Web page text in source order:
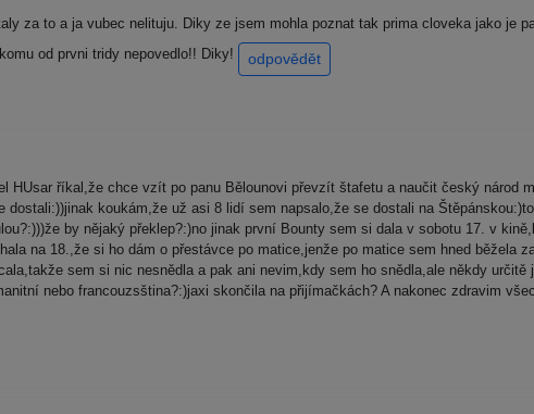
za to a ja vubec nelituju. Diky ze jsem mohla poznat tak prima cloveka jako je
od prvni tridy nepovedlo!! Diky!
odpovědět
říkal,že chce vzít po panu Bělounovi převzít štafetu a naučit český národ
koukám,že už asi 8 lidí sem napsalo,že se dostali na
by nějaký překlep?:)no jinak první Bounty sem si dala v sobotu 17. v
na 18.,že si ho dám o přestávce po matice,jenže po matice sem hned běžela
sem si nic nesnědla a pak ani nevim,kdy sem ho snědla,ale někdy určitě
nebo francouzsština?:)jaxi skončila na přijímačkách? A nakonec zdravim